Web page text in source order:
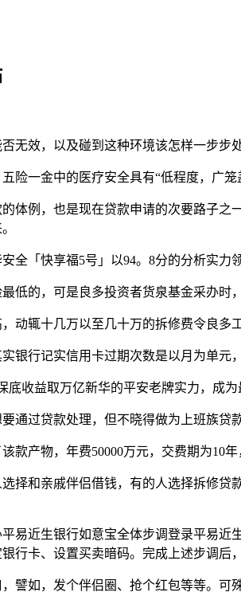
效，以及碰到这种环境该怎样一步步处
一金中的医疗安全具有“低程度，广笼
例，也是现在贷款申请的次要路子之
「快享福5号」以94。8分的分析实力
的，可是良多投资者货泉基金采办时
辄十几万以至几十万的拆修费令良多
行记实信用卡过期次数是以月为单元
益取万亿新华的平安老牌实力，成为
过贷款处理，但不晓得做为上班族贷
产物，年费50000万元，交费期为10年
和亲戚伴侣借钱，有的人选择拆修贷
近生银行如意宝全体步调登录平易近
行卡、设置买卖暗码。完成上述步调后
如，发个伴侣圈、抢个红包等等。可